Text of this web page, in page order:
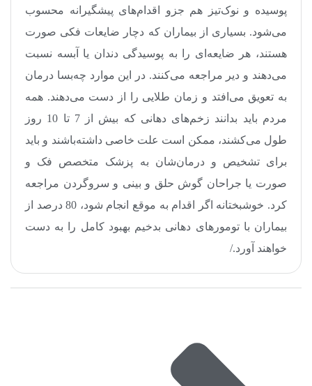
پوسیده و نوک‌تیز هم جزو اقدام‌های پیشگیرانه محسوب
می‌شود. بسیاری از بیماران که دچار ضایعات فکی صورت
هستند، هر ضایعه‌ای را به پوسیدگی دندان یا آبسه نسبت
می‌دهند و دیر مراجعه می‌کنند. در این موارد چه‌بسا درمان
به تعویق می‌افتد و زمان طلایی را از دست می‌دهند. همه
مردم باید بدانند زخم‌های دهانی که بیش از 7 تا 10 روز
طول می‌کشند، ممکن است علت خاصی داشته‌باشند و باید
برای تشخیص و درمان‌شان به پزشک متخصص فک و
صورت یا جراحان گوش حلق و بینی و سروگردن مراجعه
کرد. خوشبختانه اگر اقدام به موقع انجام شود، 80 درصد از
بیماران با تومورهای دهانی بدخیم بهبود کامل را به دست
خواهند آورد.
/